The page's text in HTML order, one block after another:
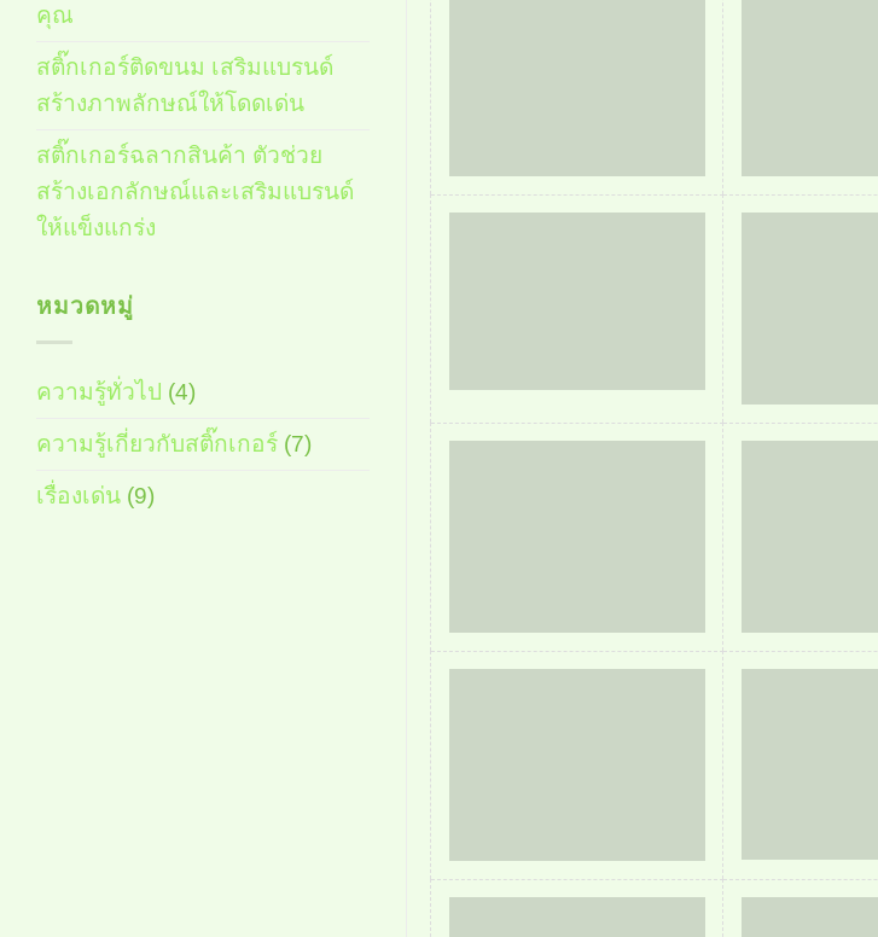
คุณ
สติ๊กเกอร์ติดขนม เสริมแบรนด์
สร้างภาพลักษณ์ให้โดดเด่น
สติ๊กเกอร์ฉลากสินค้า ตัวช่วย
สร้างเอกลักษณ์และเสริมแบรนด์
ให้แข็งแกร่ง
หมวดหมู่
ความรู้ทั่วไป (4)
ความรู้เกี่ยวกับสติ๊กเกอร์ (7)
เรื่องเด่น (9)